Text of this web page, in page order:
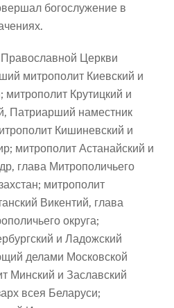
богослужение в
Церкви
митрополит Киевский и
Крутицкий и
Патриарший наместник
Кишиневский и
митрополит Астанайский и
глава Митрополичьего
митрополит
Викентий, глава
округа;
и Ладожский
делами Московской
Минский и Заславский
всея Беларуси;